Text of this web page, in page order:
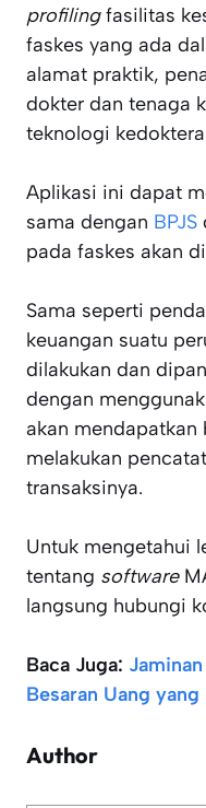
profilingfasilitas
faskes yang ada
alamat praktik,
dokter dan tenaga
teknologi
Aplikasi ini dapat
sama dengan BPJS
pada faskes akan
Sama seperti
keuangan suatu
dilakukan dan
dengan
akan mendapatkan
melakukan
transaksinya.
Untuk mengetahui
tentang software
langsung hubungi
Baca Juga:
Besaran Uang
Author